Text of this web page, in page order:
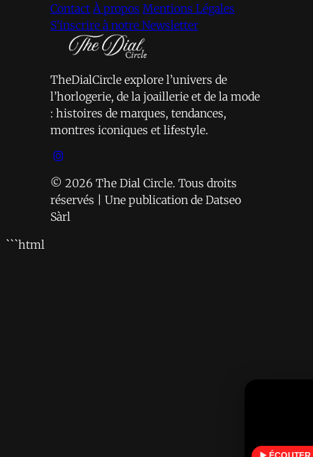
Contact À propos Mentions Légales
S'inscrire à notre Newsletter
TheDialCircle explore l’univers de
l’horlogerie, de la joaillerie et de la mode
: histoires de marques, tendances,
montres iconiques et lifestyle.
© 2026 The Dial Circle. Tous droits
réservés | Une publication de Datseo
Sàrl
```html